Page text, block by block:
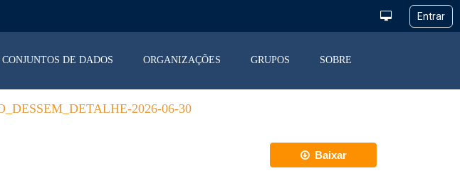
CONJUNTOS DE DADOS ORGANIZAÇÕES GRUPOS SOBRE
2026-06-30
Baixar